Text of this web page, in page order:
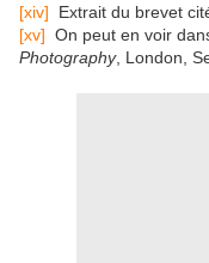
[xiv] Extrait du brevet
[xv] On peut en voir
Photography, London,